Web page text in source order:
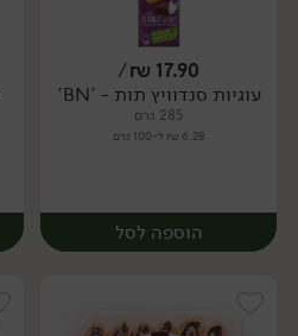
17.90
₪
/
עוגיות סנדוויץ תות - 'BN'
285 גרם
6.28 ₪ ל-100 גרם
הוספה לסל